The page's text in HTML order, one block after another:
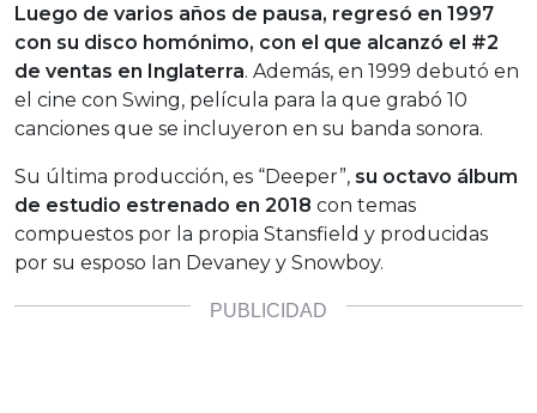
Luego de varios años de pausa, regresó en 1997
con su disco homónimo, con el que alcanzó el #2
de ventas en Inglaterra. Además, en 1999 debutó en
el cine con Swing, película para la que grabó 10
canciones que se incluyeron en su banda sonora.
Su última producción, es “Deeper”, su octavo álbum
de estudio estrenado en 2018 con temas
compuestos por la propia Stansfield y producidas
por su esposo Ian Devaney y Snowboy.